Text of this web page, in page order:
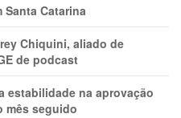
Catarina
Chiquini, aliado de
de podcast
estabilidade na aprovação
mês seguido